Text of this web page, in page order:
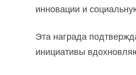
инновации и
Эта награда
инициативы